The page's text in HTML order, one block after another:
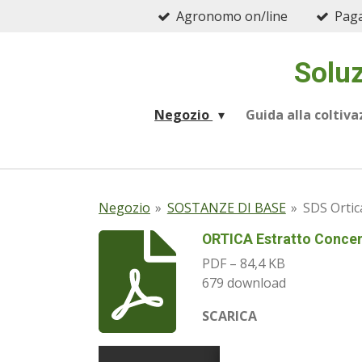
Agronomo on/line
Negozio Guida alla
Negozio » SOSTANZE DI BASE » SDS
ORTICA Estratto
PDF – 84,4 KB
679 download
SCARICA